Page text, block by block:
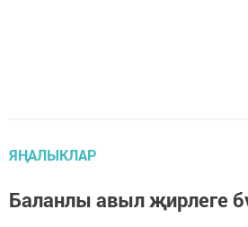
ЯҢАЛЫКЛАР
Баланлы авыл җирлеге